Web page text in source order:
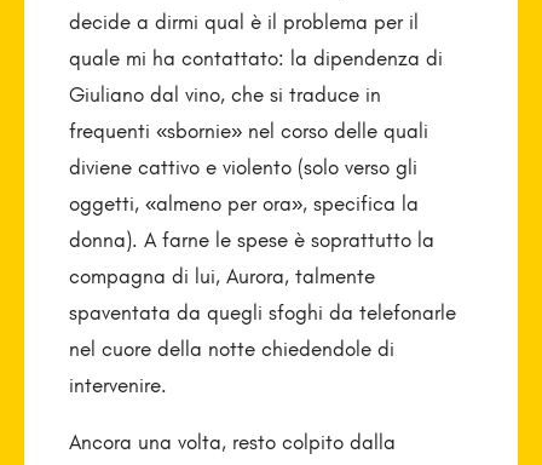
decide a dirmi qual è il problema per il
quale mi ha contattato: la dipendenza di
Giuliano dal vino, che si traduce in
frequenti «sbornie» nel corso delle quali
diviene cattivo e violento (solo verso gli
oggetti, «almeno per ora», specifica la
donna). A farne le spese è soprattutto la
compagna di lui, Aurora, talmente
spaventata da quegli sfoghi da telefonarle
nel cuore della notte chiedendole di
intervenire.
Ancora una volta, resto colpito dalla